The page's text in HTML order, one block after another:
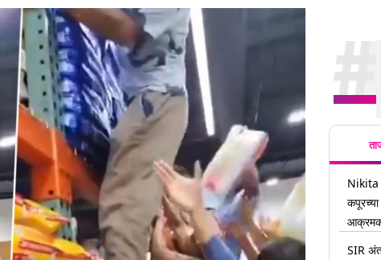
Nikita
आक्रमक,
SIR